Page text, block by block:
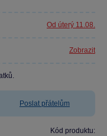
Od úterý 11.08.
Zobrazit
Poslat přátelům
Kód produktu: